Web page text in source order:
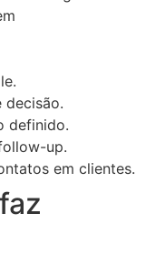
decisão.
definido.
up.
em clientes.